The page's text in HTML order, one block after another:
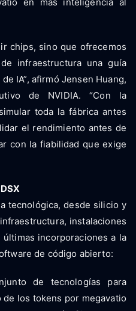
chips, sino que ofrecemos
infraestructura una guía
IA”, afirmó Jensen Huang,
de NVIDIA. “Con la
toda la fábrica antes
el rendimiento antes de
con la fiabilidad que exige
tecnológica, desde silicio y
instalaciones
incorporaciones a la
de código abierto:
de tecnologías para
los tokens por megavatio